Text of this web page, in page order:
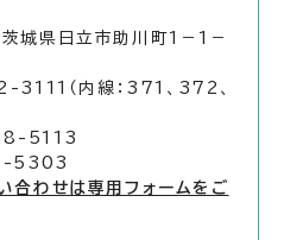
県日立市助川町1－1－
（内線：371、372、
5113
5303
合わせは専用フォームをご